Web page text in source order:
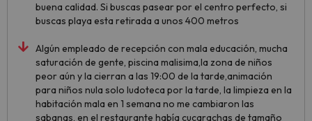
buena calidad. Si buscas pasear por el centro perfecto, si
buscas playa esta retirada a unos 400 metros
Algún empleado de recepción con mala educación, mucha
saturación de gente, piscina malisima,la zona de niños
peor aún y la cierran a las 19:00 de la tarde,animación
para niños nula solo ludoteca por la tarde, la limpieza en la
habitación mala en 1 semana no me cambiaron las
sabanas, en el restaurante había cucarachas de tamaño